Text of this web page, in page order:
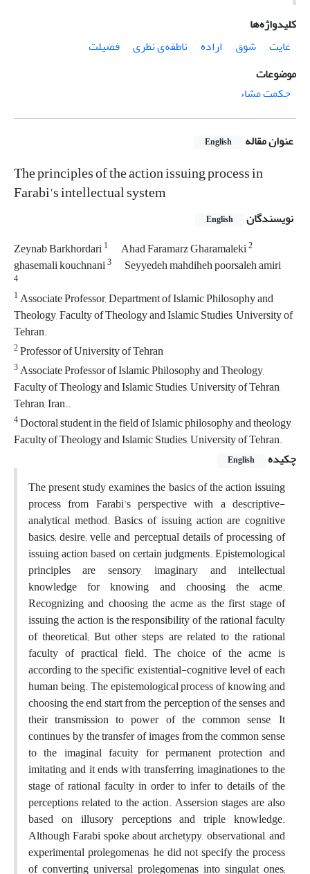
کلیدواژه‌ها
غایت
شوق اراده ناطقه‌ی نظری
فضیلت
موضوعات
حکمت مشاء
عنوان مقاله English
The principles of the action issuing process in
Farabi's intellectual system
نویسندگان English
Zeynab Barkhordari1 Ahad Faramarz Gharamaleki2
ghasemali kouchnani3 Seyyedeh mahdiheh poorsaleh amiri
4
1Associate Professor, Department of Islamic Philosophy and
Theology, Faculty of Theology and Islamic Studies, University of
Tehran.
2Professor of University of Tehran
3Associate Professor of Islamic Philosophy and Theology,
Faculty of Theology and Islamic Studies, University of Tehran,
Tehran, Iran..
4Doctoral student in the field of Islamic philosophy and theology,
Faculty of Theology and Islamic Studies, University of Tehran.
چکیده
English
The present study examines the basics of the action issuing
process from Farabi's perspective with a descriptive-
analytical method. Basics of issuing action are cognitive
basics; desire; velle and perceptual details of processing of
issuing action based on certain judgments. Epistemological
principles are sensory, imaginary and intellectual
knowledge for knowing and choosing the acme.
Recognizing and choosing the acme as the first stage of
issuing the action is the responsibility of the rational faculty
of theoretical; But other steps are related to the rational
faculty of practical field. The choice of the acme is
according to the specific existential-cognitive level of each
human being. The epistemological process of knowing and
choosing the end start from the perception of the senses and
their transmission to power of the common sense, It
continues by the transfer of images from the common sense
to the imaginal facuity for permanent protection and
imitating and it ends with transferring imaginationes to the
stage of rational faculty in order to infer to details of the
perceptions related to the action. Assersion stages are also
based on illusory perceptions and triple knowledge.
Although Farabi spoke about archetypy, observational, and
experimental prolegomenas, he did not specify the process
of converting universal prolegomenas into singulat ones;